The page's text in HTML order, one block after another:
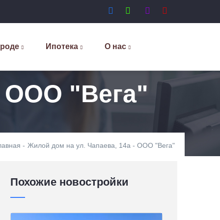
Ипотека О нас
ООО "Вега"
- Жилой дом на ул. Чапаева, 14а - ООО "Вега"
Похожие новостройки